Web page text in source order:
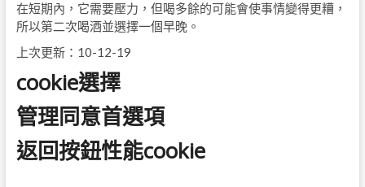
在短期內，它需要壓力，但喝多餘的可能會使事情變得更糟，
所以第二次喝酒並選擇一個早晚。
上次更新：10-12-19
cookie選擇
管理同意首選項
返回按鈕性能cookie